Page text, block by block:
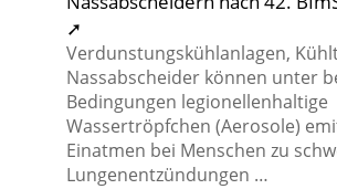
➚
Verdunstungskühlanlagen,
Nassabscheider können unter
Bedingungen legionellenhaltige
Wassertröpfchen (Aerosole)
Einatmen bei Menschen zu
Lungenentzündungen …